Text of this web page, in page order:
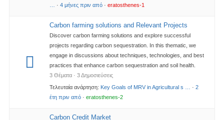
· 4 μήνες πριν από · eratosthenes-1
Carbon farming solutions and Relevant Projects
Discover carbon farming solutions and explore successful
projects regarding carbon sequestration. In this thematic, we
engage in discussions about techniques, technologies, and best
practices that enhance carbon sequestration and soil health.
3 Θέματα · 3 Δημοσιεύσεις
Τελευταία ανάρτηση: Key Goals of MRV in Agricultural s … · 2
έτη πριν από · eratosthenes-2
Carbon Credit Market​